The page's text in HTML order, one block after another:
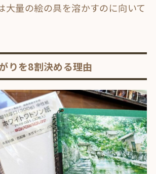
大量の絵の具を溶かすのに向いて
りを8割決める理由